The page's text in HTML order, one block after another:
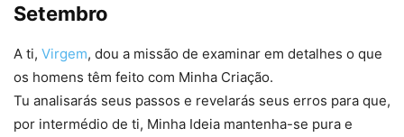
Setembro
A ti, Virgem, dou a missão de examinar em detalhes o que
os homens têm feito com Minha Criação.
Tu analisarás seus passos e revelarás seus erros para que,
por intermédio de ti, Minha Ideia mantenha-se pura e